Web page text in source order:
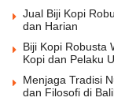
Jual Biji Kopi
dan Harian
Biji Kopi Robusta
Kopi dan Pelaku
Menjaga Tradisi
dan Filosofi di